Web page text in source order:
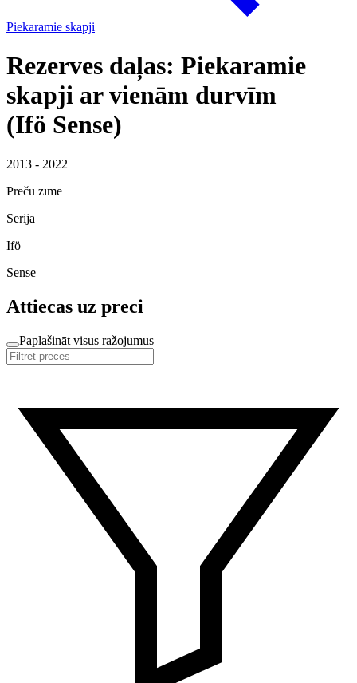
Piekaramie skapji
Rezerves daļas: Piekaramie
skapji ar vienām durvīm
(Ifö Sense)
2013 - 2022
Preču zīme
Sērija
Ifö
Sense
Attiecas uz preci
Paplašināt visus ražojumus